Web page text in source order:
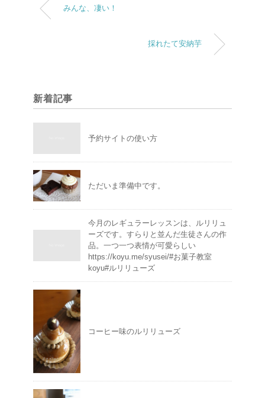
みんな、凄い！
採れたて安納芋
新着記事
予約サイトの使い方
ただいま準備中です。
今月のレギュラーレッスンは、ルリリュ
ーズです。すらりと並んだ生徒さんの作
品。一つ一つ表情が可愛らしい
https://koyu.me/syusei/#お菓子教室
koyu#ルリリューズ
コーヒー味のルリリューズ